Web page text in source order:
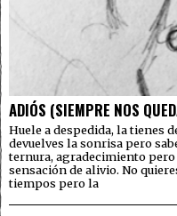
ADIÓS (SIEMPRE NOS
Huele a despedida, la tienes
devuelves la sonrisa pero
ternura, agradecimiento pero
sensación de alivio. No
tiempos pero la